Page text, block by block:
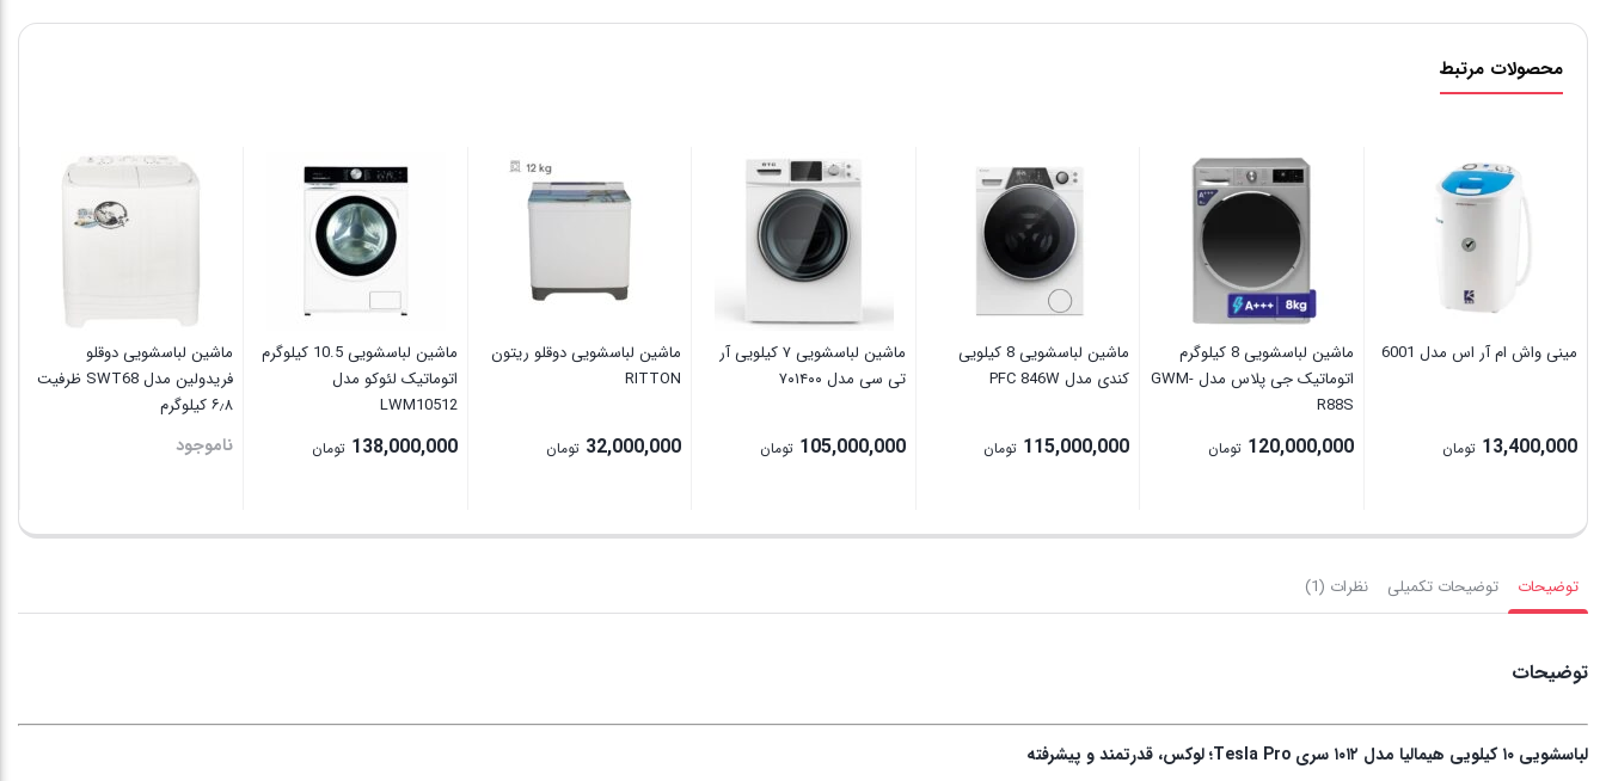
محصولات مرتبط
مینی واش ام آر اس مدل 6001
13,400,000 تومان
ماشین لباسشویی 8 کیلوگرم
اتوماتیک جی پلاس مدل GWM-
R88S
120,000,000 تومان
ماشین لباسشویی 8 کیلویی
کندی مدل PFC 846W
115,000,000 تومان
ماشین لباسشویی ۷ کیلویی آر
تی سی مدل ۷۰۱۴۰۰
105,000,000 تومان
ماشین لباسشویی دوقلو ریتون
RITTON
32,000,000 تومان
ماشین لباسشویی 10.5 کیلوگرم
اتوماتیک لئوکو مدل
LWM10512
138,000,000 تومان
ماشین لباسشویی دوقلو
فریدولین مدل SWT68 ظرفیت
۶٫۸ کیلوگرم
ناموجود
توضیحات توضیحات تکمیلی نظرات (1)
توضیحات
لباسشویی ۱۰ کیلویی هیمالیا مدل ۱۰۱۲ سری Tesla Pro؛ لوکس، قدرتمند و پیشرفته